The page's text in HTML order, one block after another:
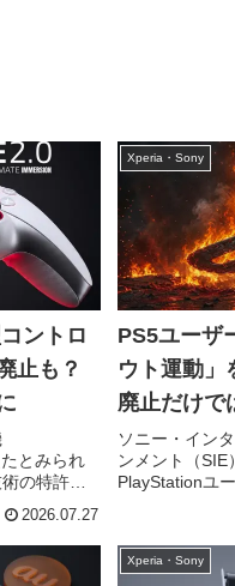
ントロ
止も？
とみられ
の特許を
ナログステ
全体をタ
大胆な...
2026.07.27
Xperia・Sony
PS5ユーザ
ウト運動
廃止だけで
不満が噴出
ソニー・イン
ンメント（SIE
PlayStationユ
クの生産を段
きな話題とな
が理由ではあ
Xperia・Sony